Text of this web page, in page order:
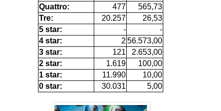
Quattro:
477
565,73
Tre:
20.257
26,53
5 star:
-
-
4 star:
2 56.573,00
3 star:
121
2.653,00
2 star:
1.619
100,00
1 star:
11.990
10,00
0 star:
30.031 5,00